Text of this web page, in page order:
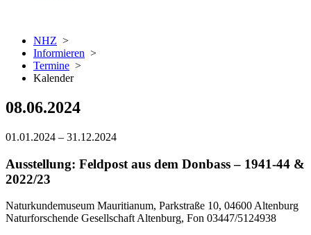
NHZ >
Informieren >
Termine >
Kalender
08.06.2024
01.01.2024 – 31.12.2024
Ausstellung: Feldpost aus dem Donbass – 1941-44 &
2022/23
Naturkundemuseum Mauritianum, Parkstraße 10, 04600 Altenburg
Naturforschende Gesellschaft Altenburg, Fon 03447/5124938